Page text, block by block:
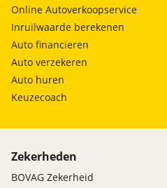
Online Autoverkoopservice
Inruilwaarde berekenen
Auto financieren
Auto verzekeren
Auto huren
Keuzecoach
Zekerheden
BOVAG Zekerheid